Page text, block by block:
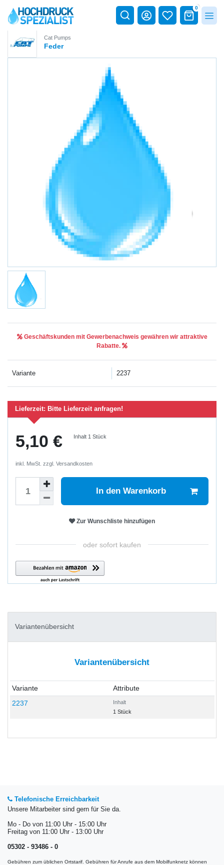
0
Cat Pumps
Feder
Geschäftskunden mit Gewerbenachweis gewähren wir attraktive
Rabatte.
Variante 2237
Lieferzeit: Bitte Lieferzeit anfragen!
5,10 € Inhalt 1Stück
inkl. MwSt. zzgl. Versandkosten
In den Warenkorb
Zur Wunschliste hinzufügen
oder sofort kaufen
Variantenübersicht
Variantenübersicht
Variante
Attribute
2237
Inhalt
1 Stück
Telefonische Erreichbarkeit
Unsere Mitarbeiter sind gern für Sie da.
Mo - Do von 11:00 Uhr - 15:00 Uhr
Freitag von 11:00 Uhr - 13:00 Uhr
05302 - 93486 - 0
Gebühren zum üblichen Ortstarif. Gebühren für Anrufe aus dem Mobilfunknetz können